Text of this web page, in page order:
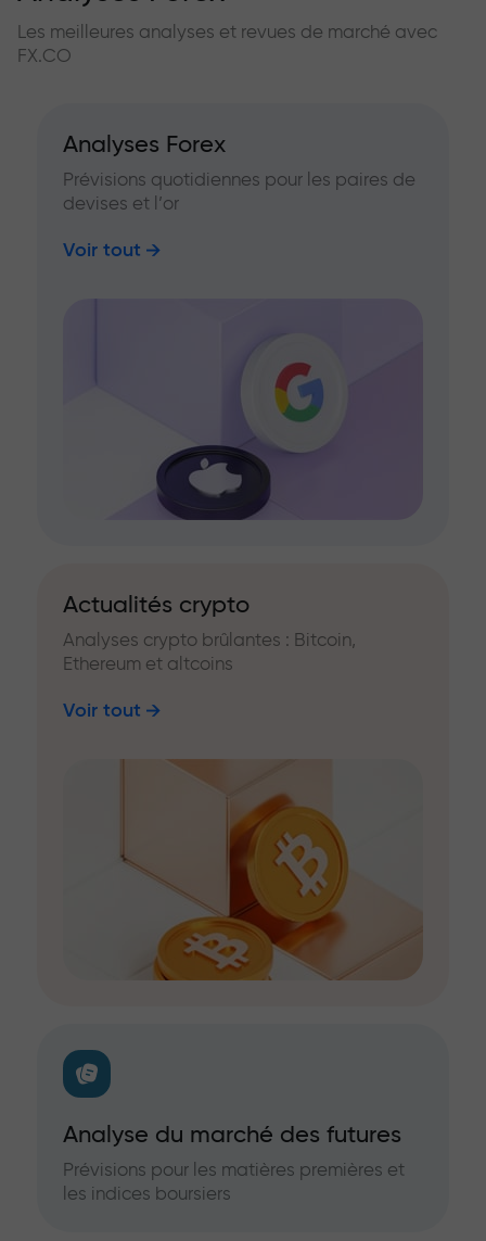
Les meilleures analyses et revues de marché avec
FX.CO
Analyses Forex
Prévisions quotidiennes pour les paires de
devises et l’or
Voir tout
Actualités crypto
Analyses crypto brûlantes : Bitcoin,
Ethereum et altcoins
Voir tout
Analyse du marché des futures
Prévisions pour les matières premières et
les indices boursiers